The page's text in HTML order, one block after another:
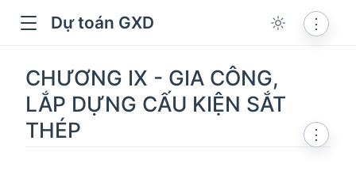
Dự toán GXD
CHƯƠNG IX - GIA CÔNG,
LẮP DỰNG CẤU KIỆN SẮT
THÉP
⋮
⋮